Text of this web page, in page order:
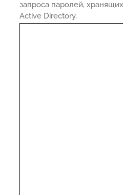
запроса паролей,
Active Directory.